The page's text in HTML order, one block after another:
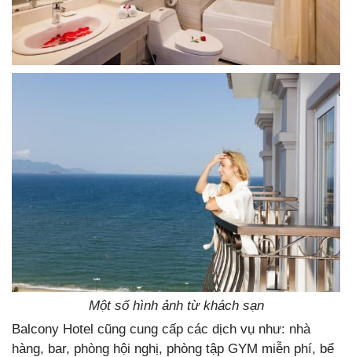
Một số hình ảnh từ khách sạn
Balcony Hotel cũng cung cấp các dịch vụ như: nhà
hàng, bar, phòng hội nghị, phòng tập GYM miễn phí, bể